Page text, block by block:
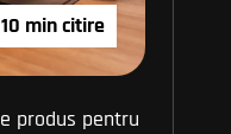
10 min citire
produs pentru